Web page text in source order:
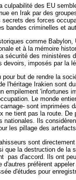
des EU
en Irak par des
des forces
bandes criminelles et
comme
et à la mémoire
sécurité des ministères
devoirs, imposés par la
but de rendre la
l'héritage Irakien sont
empilement 'infortunes
Le monde
sont
ne tient pas la route.
nationales. Ils
les pillage des
sont
que la destruction de la
pas d'accord. Ils ont
préfèrent
d'études pour